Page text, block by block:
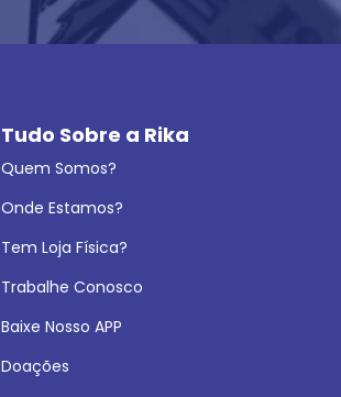
Tudo Sobre a Rika
Quem Somos?
Onde Estamos?
Tem Loja Física?
Trabalhe Conosco
Baixe Nosso APP
Doações